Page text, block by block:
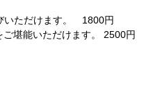
いただけます。 1800円
堪能いただけます。 2500円